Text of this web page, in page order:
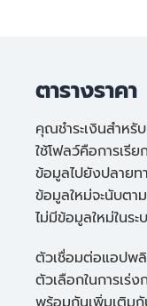
ตารางราคา
คุณชำระเงินสำหรั
ใช้โฟลว์คือการเรี
ข้อมูลไปยังปลายท
ข้อมูลใหม่จะนับตา
ไม่มีข้อมูลใหม่ในร
ตัวเชื่อมต่อแอปพ
ตัวเลือกในการเร่ง